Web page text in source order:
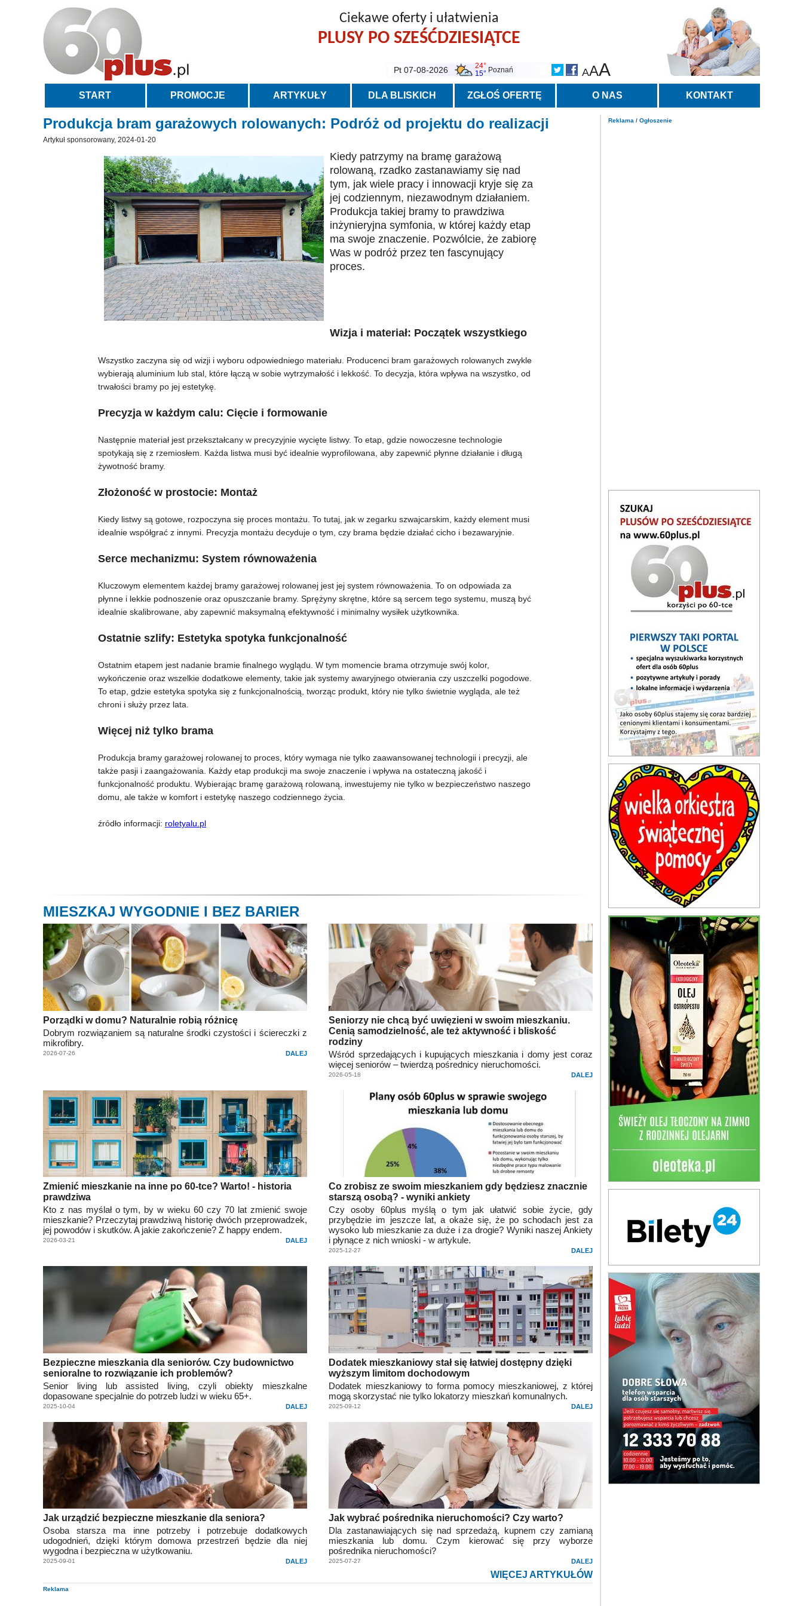
Ciekawe oferty i ułatwienia
PLUSY PO SZEŚĆDZIESIĄTCE
AAA
Pt 07-08-2026
24°
15° Poznań
START PROMOCJE ARTYKUŁY DLA BLISKICH ZGŁOŚ OFERTĘ O NAS KONTAKT
Reklama / Ogłoszenie
Produkcja bram garażowych rolowanych: Podróż od projektu do realizacji
Artykuł sponsorowany, 2024-01-20
Kiedy patrzymy na bramę garażową
rolowaną, rzadko zastanawiamy się nad
tym, jak wiele pracy i innowacji kryje się za
jej codziennym, niezawodnym działaniem.
Produkcja takiej bramy to prawdziwa
inżynieryjna symfonia, w której każdy etap
ma swoje znaczenie. Pozwólcie, że zabiorę
Was w podróż przez ten fascynujący
proces.
Wizja i materiał: Początek wszystkiego
Wszystko zaczyna się od wizji i wyboru odpowiedniego materiału. Producenci bram garażowych rolowanych zwykle
wybierają aluminium lub stal, które łączą w sobie wytrzymałość i lekkość. To decyzja, która wpływa na wszystko, od
trwałości bramy po jej estetykę.
Precyzja w każdym calu: Cięcie i formowanie
Następnie materiał jest przekształcany w precyzyjnie wycięte listwy. To etap, gdzie nowoczesne technologie
spotykają się z rzemiosłem. Każda listwa musi być idealnie wyprofilowana, aby zapewnić płynne działanie i długą
żywotność bramy.
Złożoność w prostocie: Montaż
Kiedy listwy są gotowe, rozpoczyna się proces montażu. To tutaj, jak w zegarku szwajcarskim, każdy element musi
idealnie współgrać z innymi. Precyzja montażu decyduje o tym, czy brama będzie działać cicho i bezawaryjnie.
Serce mechanizmu: System równoważenia
Kluczowym elementem każdej bramy garażowej rolowanej jest jej system równoważenia. To on odpowiada za
płynne i lekkie podnoszenie oraz opuszczanie bramy. Sprężyny skrętne, które są sercem tego systemu, muszą być
idealnie skalibrowane, aby zapewnić maksymalną efektywność i minimalny wysiłek użytkownika.
Ostatnie szlify: Estetyka spotyka funkcjonalność
Ostatnim etapem jest nadanie bramie finalnego wyglądu. W tym momencie brama otrzymuje swój kolor,
wykończenie oraz wszelkie dodatkowe elementy, takie jak systemy awaryjnego otwierania czy uszczelki pogodowe.
To etap, gdzie estetyka spotyka się z funkcjonalnością, tworząc produkt, który nie tylko świetnie wygląda, ale też
chroni i służy przez lata.
Więcej niż tylko brama
Produkcja bramy garażowej rolowanej to proces, który wymaga nie tylko zaawansowanej technologii i precyzji, ale
także pasji i zaangażowania. Każdy etap produkcji ma swoje znaczenie i wpływa na ostateczną jakość i
funkcjonalność produktu. Wybierając bramę garażową rolowaną, inwestujemy nie tylko w bezpieczeństwo naszego
domu, ale także w komfort i estetykę naszego codziennego życia.
źródło informacji: roletyalu.pl
MIESZKAJ WYGODNIE I BEZ BARIER
Porządki w domu? Naturalnie robią różnicę
Dobrym rozwiązaniem są naturalne środki czystości i ściereczki z
mikrofibry.
2026-07-26 DALEJ
Seniorzy nie chcą być uwięzieni w swoim mieszkaniu.
Cenią samodzielność, ale też aktywność i bliskość
rodziny
Wśród sprzedających i kupujących mieszkania i domy jest coraz
więcej seniorów – twierdzą pośrednicy nieruchomości.
2026-05-18 DALEJ
Zmienić mieszkanie na inne po 60-tce? Warto! - historia
prawdziwa
Kto z nas myślał o tym, by w wieku 60 czy 70 lat zmienić swoje
mieszkanie? Przeczytaj prawdziwą historię dwóch przeprowadzek,
jej powodów i skutków. A jakie zakończenie? Z happy endem.
2026-03-21 DALEJ
Co zrobisz ze swoim mieszkaniem gdy będziesz znacznie
starszą osobą? - wyniki ankiety
Czy osoby 60plus myślą o tym jak ułatwić sobie życie, gdy
przybędzie im jeszcze lat, a okaże się, że po schodach jest za
wysoko lub mieszkanie za duże i za drogie? Wyniki naszej Ankiety
i płynące z nich wnioski - w artykule.
2025-12-27 DALEJ
Bezpieczne mieszkania dla seniorów. Czy budownictwo
senioralne to rozwiązanie ich problemów?
Senior living lub assisted living, czyli obiekty mieszkalne
dopasowane specjalnie do potrzeb ludzi w wieku 65+.
2025-10-04 DALEJ
Dodatek mieszkaniowy stał się łatwiej dostępny dzięki
wyższym limitom dochodowym
Dodatek mieszkaniowy to forma pomocy mieszkaniowej, z której
mogą skorzystać nie tylko lokatorzy mieszkań komunalnych.
2025-09-12 DALEJ
Jak urządzić bezpieczne mieszkanie dla seniora?
Osoba starsza ma inne potrzeby i potrzebuje dodatkowych
udogodnień, dzięki którym domowa przestrzeń będzie dla niej
wygodna i bezpieczna w użytkowaniu.
2025-09-01 DALEJ
Jak wybrać pośrednika nieruchomości? Czy warto?
Dla zastanawiających się nad sprzedażą, kupnem czy zamianą
mieszkania lub domu. Czym kierować się przy wyborze
pośrednika nieruchomości?
2025-07-27 DALEJ
WIĘCEJ ARTYKUŁÓW
Reklama